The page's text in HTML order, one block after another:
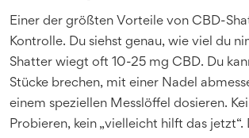
Einer der größten Vorteile von CBD-
Kontrolle. Du siehst genau, wie viel du
Shatter wiegt oft 10-25 mg CBD. Du
Stücke brechen, mit einer Nadel
einem speziellen Messlöffel dosieren.
Probieren, kein „vielleicht hilft das jetzt“.